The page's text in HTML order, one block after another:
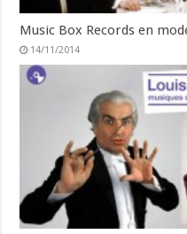
Music Box Records en
14/11/2014